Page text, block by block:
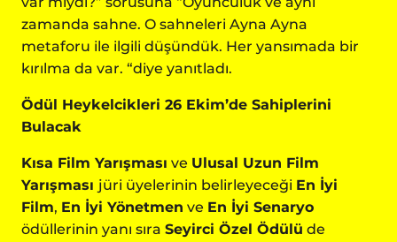
zamanda sahne. O sahneleri Ayna Ayna
metaforu ile ilgili düşündük. Her yansımada bir
kırılma da var. “diye yanıtladı.
Ödül Heykelcikleri 26 Ekim’de Sahiplerini
Bulacak
Kısa Film Yarışması ve Ulusal Uzun Film
Yarışması jüri üyelerinin belirleyeceği En İyi
Film, En İyi Yönetmen ve En İyi Senaryo
ödüllerinin yanı sıra Seyirci Özel Ödülü de